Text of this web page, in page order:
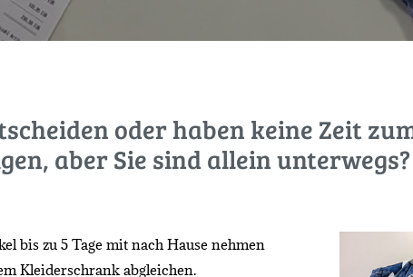
oder haben keine Zeit
aber Sie sind allein unterwegs?
bis zu 5 Tage mit nach Hause nehmen
Kleiderschrank abgleichen.